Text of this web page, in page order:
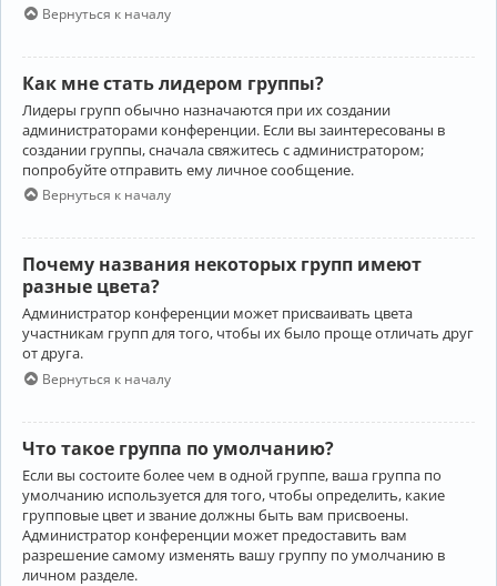
Вернуться к началу
Как мне стать лидером группы?
Лидеры групп обычно назначаются при их создании
администраторами конференции. Если вы заинтересованы в
создании группы, сначала свяжитесь с администратором;
попробуйте отправить ему личное сообщение.
Вернуться к началу
Почему названия некоторых групп имеют
разные цвета?
Администратор конференции может присваивать цвета
участникам групп для того, чтобы их было проще отличать друг
от друга.
Вернуться к началу
Что такое группа по умолчанию?
Если вы состоите более чем в одной группе, ваша группа по
умолчанию используется для того, чтобы определить, какие
групповые цвет и звание должны быть вам присвоены.
Администратор конференции может предоставить вам
разрешение самому изменять вашу группу по умолчанию в
личном разделе.